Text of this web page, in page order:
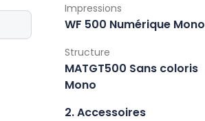
Impressions
WF 500 Numérique Mono
Structure
MATGT500 Sans coloris
Mono
2. Accessoires